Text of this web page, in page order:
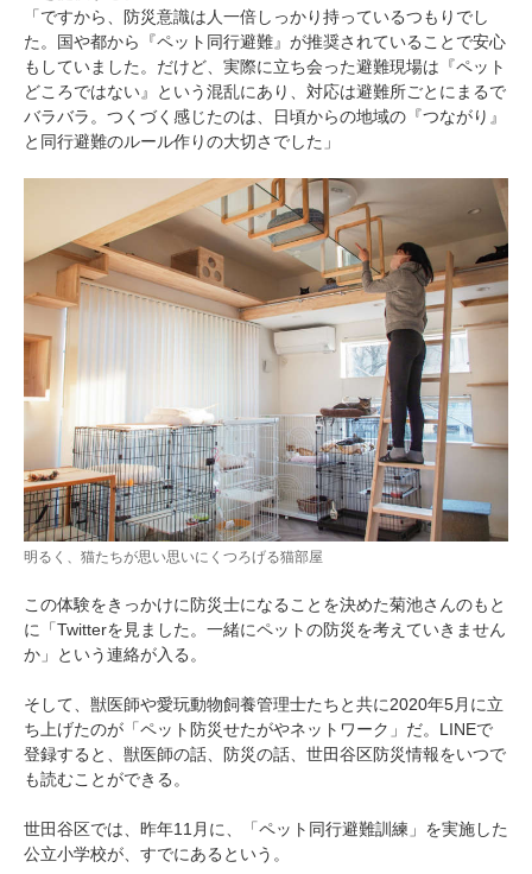
「ですから、防災意識は人一倍しっかり持っているつもりでし
た。国や都から『ペット同行避難』が推奨されていることで安心
もしていました。だけど、実際に立ち会った避難現場は『ペット
どころではない』という混乱にあり、対応は避難所ごとにまるで
バラバラ。つくづく感じたのは、日頃からの地域の『つながり』
と同行避難のルール作りの大切さでした」
明るく、猫たちが思い思いにくつろげる猫部屋
この体験をきっかけに防災士になることを決めた菊池さんのもと
に「Twitterを見ました。一緒にペットの防災を考えていきません
か」という連絡が入る。
そして、獣医師や愛玩動物飼養管理士たちと共に2020年5月に立
ち上げたのが「ペット防災せたがやネットワーク」だ。LINEで
登録すると、獣医師の話、防災の話、世田谷区防災情報をいつで
も読むことができる。
世田谷区では、昨年11月に、「ペット同行避難訓練」を実施した
公立小学校が、すでにあるという。
pecodogs
PECOアプリをダウンロード済みの方
アプリで開く